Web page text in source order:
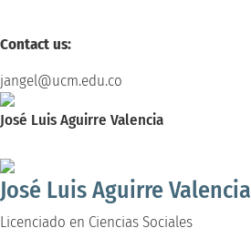
Contact us:
jangel@ucm.edu.co
José Luis Aguirre Valencia
José Luis Aguirre Valencia
Licenciado en Ciencias Sociales